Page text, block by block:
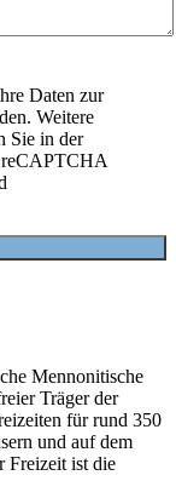
Daten zur
Weitere
Sie in der
reCAPTCHA
Mennonitische
Träger der
für rund 350
und auf dem
Freizeit ist die